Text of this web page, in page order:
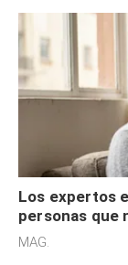
Los expertos
personas que
redes
MAG.